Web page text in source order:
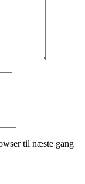
til næste gang